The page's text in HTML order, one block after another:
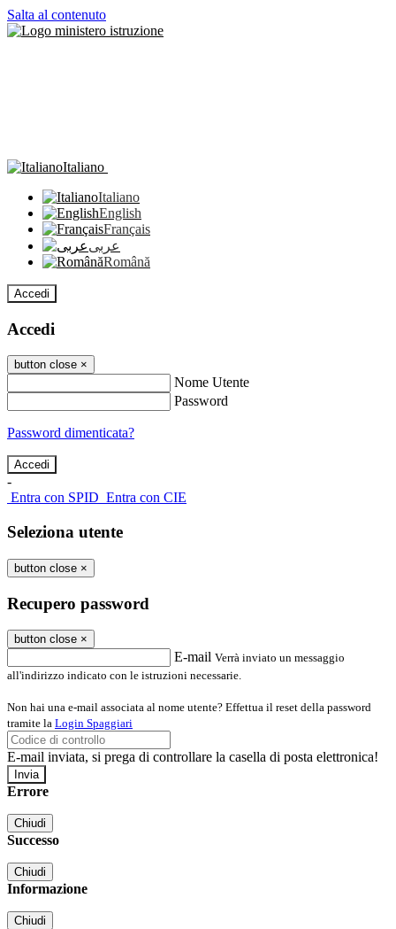
Salta al contenuto
Italiano
Italiano
English
Français
عربى
Română
Accedi
Accedi
button close ×
Nome Utente
Password
Password dimenticata?
-
Entra con SPID Entra con CIE
Seleziona utente
button close ×
Recupero password
button close ×
E-mail Verrà inviato un messaggio
all'indirizzo indicato con le istruzioni necessarie.
Non hai una e-mail associata al nome utente? Effettua il reset della password
tramite la Login Spaggiari
E-mail inviata, si prega di controllare la casella di posta elettronica!
Errore
Chiudi
Successo
Chiudi
Informazione
Chiudi